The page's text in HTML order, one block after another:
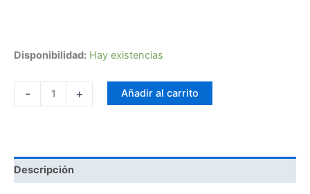
Disponibilidad: Hay existencias
- + Añadir al carrito
Descripción